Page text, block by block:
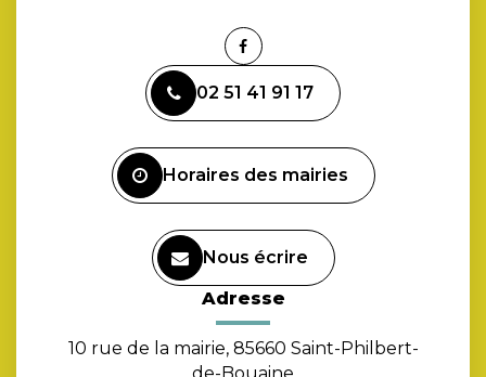
Lien
le
compte
02 51 41 91 17
Horaires des mairies
Nous écrire
Adresse
10 rue de la mairie, 85660 Saint-Philbert-